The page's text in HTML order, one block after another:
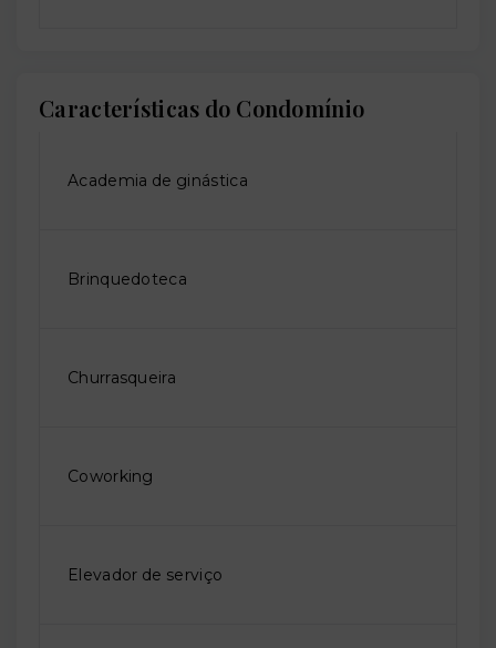
Características do Condomínio
Academia de ginástica
Brinquedoteca
Churrasqueira
Coworking
Elevador de serviço